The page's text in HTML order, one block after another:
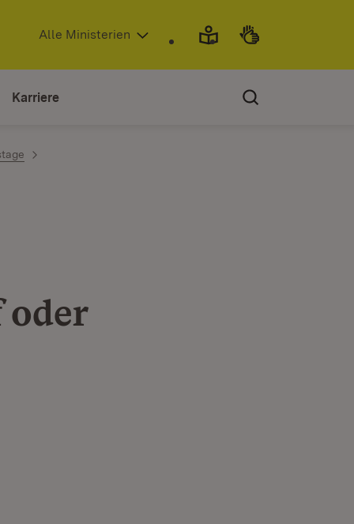
(Öffnet in neuem Fenster)
Alle Ministerien
Karriere